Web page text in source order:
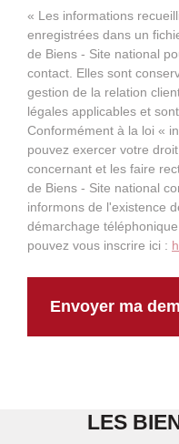
« Les informations
enregistrées dans un
de Biens - Site national
contact. Elles sont
gestion de la relation
légales applicables et
Conformément à la loi «
pouvez exercer votre
concernant et les faire
de Biens - Site national
informons de l'existence
démarchage
pouvez vous inscrire ici :
Envoyer ma
LES